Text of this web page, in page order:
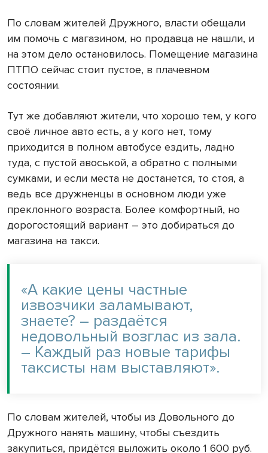
По словам жителей Дружного, власти обещали
им помочь с магазином, но продавца не нашли, и
на этом дело остановилось. Помещение магазина
ПТПО сейчас стоит пустое, в плачевном
состоянии.
Тут же добавляют жители, что хорошо тем, у кого
своё личное авто есть, а у кого нет, тому
приходится в полном автобусе ездить, ладно
туда, с пустой авоськой, а обратно с полными
сумками, и если места не достанется, то стоя, а
ведь все дружненцы в основном люди уже
преклонного возраста. Более комфортный, но
дорогостоящий вариант – это добираться до
магазина на такси.
«А какие цены частные
извозчики заламывают,
знаете? – раздаётся
недовольный возглас из зала.
– Каждый раз новые тарифы
таксисты нам выставляют».
По словам жителей, чтобы из Довольного до
Дружного нанять машину, чтобы съездить
закупиться, придётся выложить около 1 600 руб.